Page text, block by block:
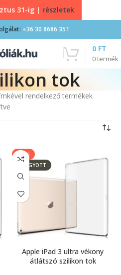
+36 30 8686 351
0termék
0 FT
tok
rendelkező termékek
-17%
ELFOGYOTT
Apple iPad 3 ultra vékony
átlátszó szilikon tok
31-ig | részletek